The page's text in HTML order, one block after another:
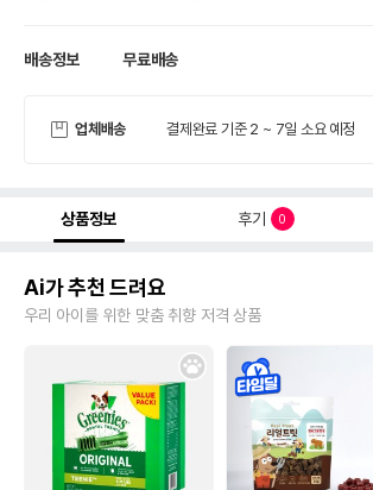
배송정보 무료배송
업체배송 결제완료 기준 2 ~ 7일 소요 예정
상품정보 후기 0
Ai가 추천 드려요
우리 아이를 위한 맞춤 취향 저격 상품